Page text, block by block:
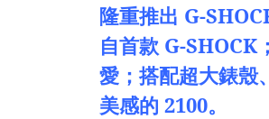
隆重推出 G-
自首款 G-SHOCK
愛；搭配超大錶殼
美感的 2100。